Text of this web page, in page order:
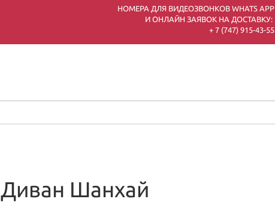
НОМЕРА ДЛЯ ВИДЕОЗВОНКОВ WHATS APP
И ОНЛАЙН ЗАЯВОК НА ДОСТАВКУ:
+ 7 (747) 915-43-55
Диван Шанхай